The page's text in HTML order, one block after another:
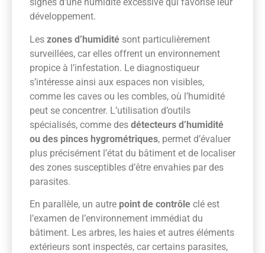
développement.
Les zones d’humidité sont particulièrement
surveillées, car elles offrent un environnement
propice à l’infestation. Le diagnostiqueur
s’intéresse ainsi aux espaces non visibles,
comme les caves ou les combles, où l’humidité
peut se concentrer. L’utilisation d’outils
spécialisés, comme des détecteurs d’humidité
ou des pinces hygrométriques, permet d’évaluer
plus précisément l’état du bâtiment et de localiser
des zones susceptibles d’être envahies par des
parasites.
En parallèle, un autre point de contrôle clé est
l’examen de l’environnement immédiat du
bâtiment. Les arbres, les haies et autres éléments
extérieurs sont inspectés, car certains parasites,